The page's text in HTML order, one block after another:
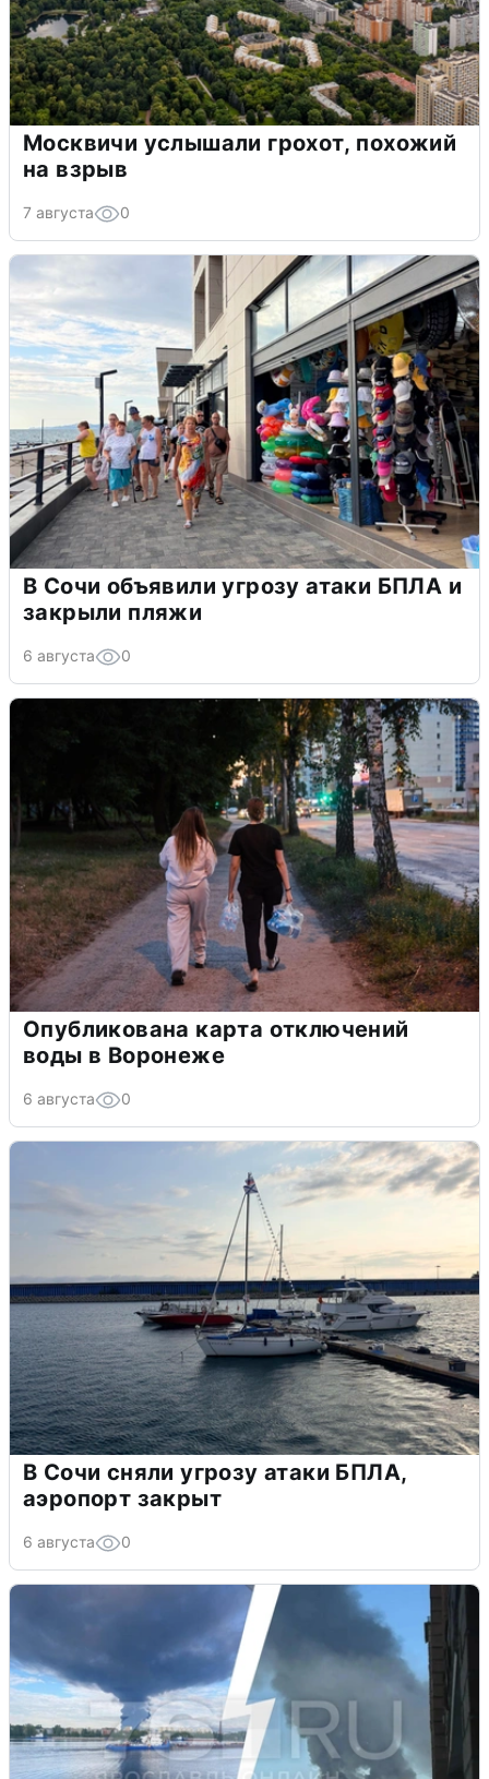
Москвичи услышали грохот, похожий
на взрыв
7 августа 0
В Сочи объявили угрозу атаки БПЛА и
закрыли пляжи
6 августа 0
Опубликована карта отключений
воды в Воронеже
6 августа 0
В Сочи сняли угрозу атаки БПЛА,
аэропорт закрыт
6 августа 0